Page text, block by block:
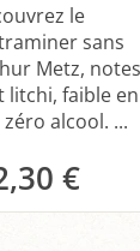
le
sans
Metz, notes
litchi, faible en
alcool. ...
€